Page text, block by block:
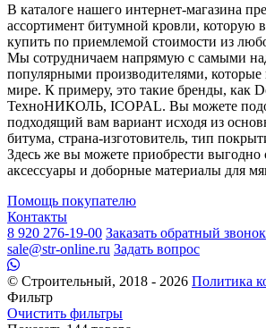
В каталоге нашего интернет-магазина
ассортимент битумной кровли, которую
купить по приемлемой стоимости из
Мы сотрудничаем напрямую с самыми
популярными производителями, которые
мире. К примеру, это такие бренды, как
ТехноНИКОЛЬ, ICOPAL. Вы можете
подходящий вам вариант исходя из
битума, страна-изготовитель, тип
Здесь же вы можете приобрести
аксессуары и доборные материалы для
Помощь покупателю
Контакты
8 920 276-19-00 Заказать обратный звонок
sale@str-online.ru Задать вопрос
© Строительный, 2018 - 2026 Политика
Фильтр
Очистить фильтры